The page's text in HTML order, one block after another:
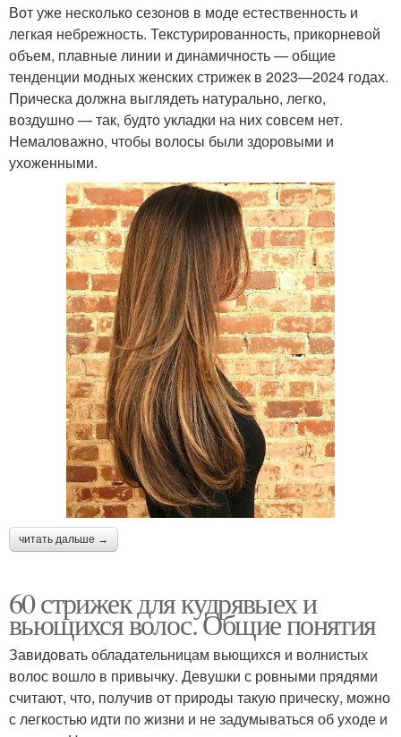
Вот уже несколько сезонов в моде естественность и
легкая небрежность. Текстурированность, прикорневой
объем, плавные линии и динамичность — общие
тенденции модных женских стрижек в 2023—2024 годах.
Прическа должна выглядеть натурально, легко,
воздушно — так, будто укладки на них совсем нет.
Немаловажно, чтобы волосы были здоровыми и
ухоженными.
читать дальше →
60 стрижек для кудрявыех и
вьющихся волос. Общие понятия
Завидовать обладательницам вьющихся и волнистых
волос вошло в привычку. Девушки с ровными прядями
считают, что, получив от природы такую прическу, можно
с легкостью идти по жизни и не задумываться об уходе и